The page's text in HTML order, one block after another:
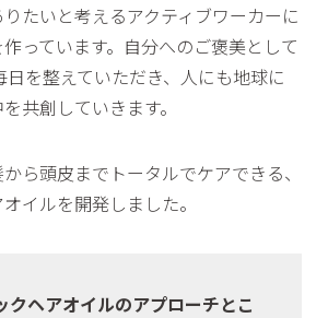
たいと考えるアクティブワーカーに
っています。自分へのご褒美として
日を整えていただき、人にも地球に
共創していきます。
ら頭皮までトータルでケアできる、
イルを開発しました。
クヘアオイルのアプローチとこ